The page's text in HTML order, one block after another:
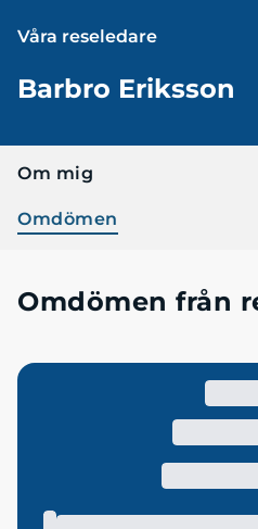
Våra reseledare
Barbro Eriksson
Om mig
Omdömen
Omdömen från